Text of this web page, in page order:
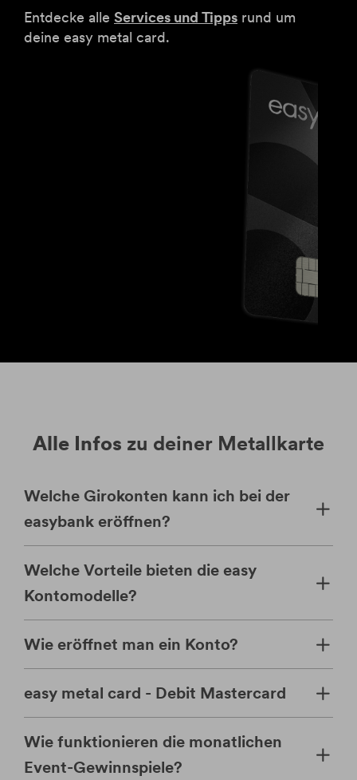
Entdecke alle Services und Tipps rund um
deine easy metal card.
Alle Infos zu deiner Metallkarte
Welche Girokonten kann ich bei der
easybank eröffnen?
Welche Vorteile bieten die easy
Kontomodelle?
Wie eröffnet man ein Konto?
easy metal card - Debit Mastercard
Wie funktionieren die monatlichen
Event-Gewinnspiele?